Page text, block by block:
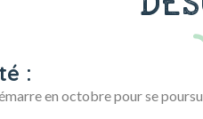
:
en octobre pour se